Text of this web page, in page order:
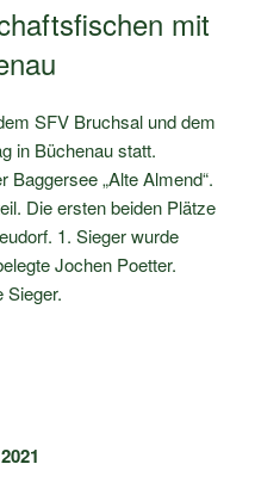
mit
SFV Bruchsal und dem
in Büchenau statt.
„Alte Almend“.
Die ersten beiden Plätze
1. Sieger wurde
Jochen Poetter.
Sieger.